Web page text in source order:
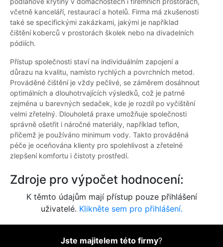
včetně kanceláří, restaurací a hotelů. Firma má zkušenosti
také se specifickými zakázkami, jakými je například
čištění koberců v prostorách školek nebo na divadelních
pódiích.
Přístup společnosti staví na individuálním zapojení a
důrazu na kvalitu, namísto rychlých a povrchních metod.
Prováděné čištění je vždy pečlivé, se záměrem dosáhnout
optimálních a dlouhotrvajících výsledků, což je patrné
zejména u barevných sedaček, kde je rozdíl po vyčištění
velmi zřetelný. Dlouholetá praxe umožňuje společnosti
správně ošetřit i náročné materiály, například teflon,
přičemž je používáno minimum vody. Takto prováděná
péče je oceňována klienty pro spolehlivost a zřetelné
zlepšení komfortu i čistoty prostředí.
Zdroje pro výpočet hodnocení:
K těmto údajům mají přístup pouze přihlášení
uživatelé. Klikněte sem pro přihlášení.
Jste majitelem této firmy?